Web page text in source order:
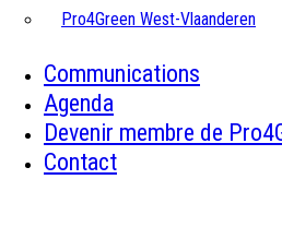
Pro4Green West-Vlaanderen
Communications
Agenda
Devenir membre de
Contact